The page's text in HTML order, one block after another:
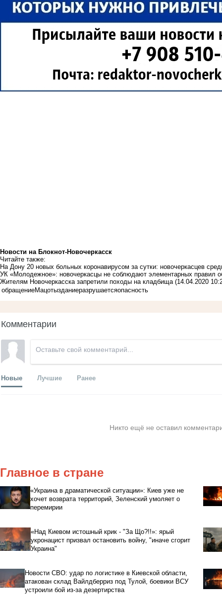
Новости на Блoкнoт-Новочеркасск
Читайте также:
На Дону 20 новых больных коронавирусом за сутки: новочеркасцев
УК «Молодежное»: новочеркасцы не соблюдают элементарных правил
Жителям Новочеркасска запретили походы на кладбища (14.04.2020
обращениеМацотызданиеразрушаетсяопасность
Комментарии
Новые Лучшие Ранее
Никто ещё не оставил
Главное в стране
«Украина в драматической ситуации»: Киев уже не
хочет возврата территорий, Зеленский умоляет о
перемирии
«Над Киевом истошный крик - "За Що?!!»: ярый
укронацист призвал остановить войну, "иначе сгорит
Украина"
Новости СВО: удар по логистике в Киевской области,
атакован склад Вайлдберриз под Тулой, боевики ВСУ
устроили бой из-за дезертирства